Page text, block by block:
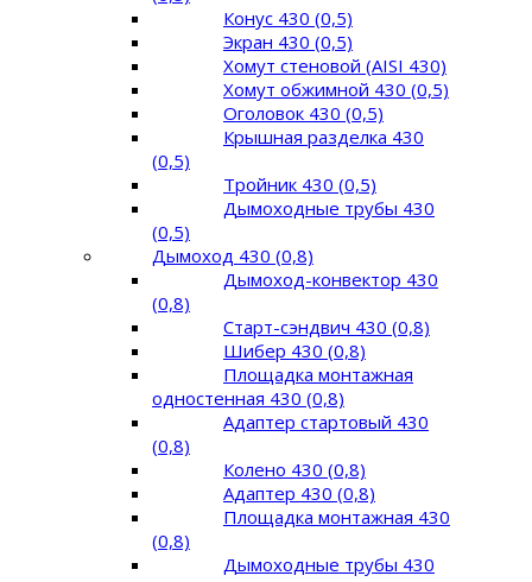
Конус 430 (0,5)
Экран 430 (0,5)
Хомут стеновой (AISI 430)
Хомут обжимной 430 (0,5)
Оголовок 430 (0,5)
Крышная разделка 430
(0,5)
Тройник 430 (0,5)
Дымоходные трубы 430
(0,5)
Дымоход 430 (0,8)
Дымоход-конвектор 430
(0,8)
Старт-сэндвич 430 (0,8)
Шибер 430 (0,8)
Площадка монтажная
одностенная 430 (0,8)
Адаптер стартовый 430
(0,8)
Колено 430 (0,8)
Адаптер 430 (0,8)
Площадка монтажная 430
(0,8)
Дымоходные трубы 430